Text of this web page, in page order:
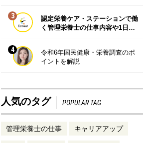
3
認定栄養ケア・ステーションで働
く管理栄養士の仕事内容や1日…
4
令和6年国民健康・栄養調査のポ
イントを解説
人気のタグ POPULAR TAG
管理栄養士の仕事 キャリアアップ